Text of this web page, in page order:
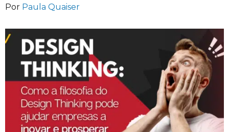
Por Paula Quaiser